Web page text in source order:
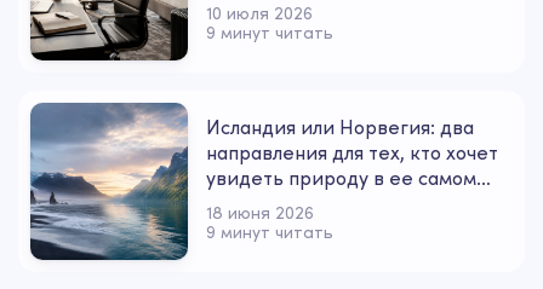
10 июля 2026
9 минут читать
Исландия или Норвегия: два
направления для тех, кто хочет
увидеть природу в ее самом
сильном настроении
18 июня 2026
9 минут читать